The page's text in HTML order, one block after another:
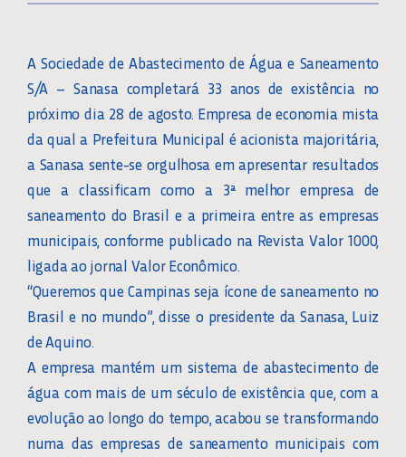
A Sociedade de Abastecimento de Água e Saneamento
S/A – Sanasa completará 33 anos de existência no
próximo dia 28 de agosto. Empresa de economia mista
da qual a Prefeitura Municipal é acionista majoritária,
a Sanasa sente-se orgulhosa em apresentar resultados
que a classificam como a 3ª melhor empresa de
saneamento do Brasil e a primeira entre as empresas
municipais, conforme publicado na Revista Valor 1000,
ligada ao jornal Valor Econômico.
“Queremos que Campinas seja ícone de saneamento no
Brasil e no mundo”, disse o presidente da Sanasa, Luiz
de Aquino.
A empresa mantém um sistema de abastecimento de
água com mais de um século de existência que, com a
evolução ao longo do tempo, acabou se transformando
numa das empresas de saneamento municipais com